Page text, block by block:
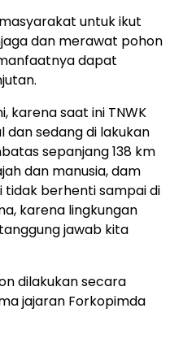
untuk ikut
dan merawat pohon
dapat
karena saat ini TNWK
dan sedang di lakukan
sepanjang 138 km
dan manusia, dam
berhenti sampai di
karena lingkungan
jawab kita
dilakukan secara
jajaran Forkopimda